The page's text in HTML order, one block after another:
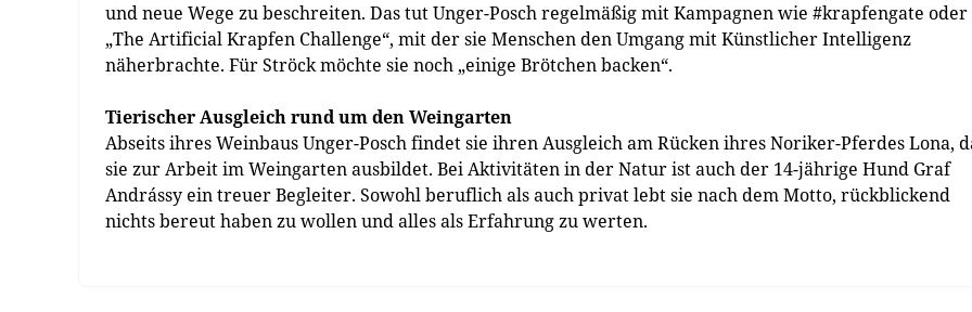
und neue Wege zu beschreiten. Das tut Unger-Posch regelmäßig mit Kampagnen wie #krapfengate oder
„The Artificial Krapfen Challenge“, mit der sie Menschen den Umgang mit Künstlicher Intelligenz
näherbrachte. Für Ströck möchte sie noch „einige Brötchen backen“.
Tierischer Ausgleich rund um den Weingarten
Abseits ihres Weinbaus Unger-Posch findet sie ihren Ausgleich am Rücken ihres Noriker-Pferdes Lona,
sie zur Arbeit im Weingarten ausbildet. Bei Aktivitäten in der Natur ist auch der 14-jährige Hund Graf
Andrássy ein treuer Begleiter. Sowohl beruflich als auch privat lebt sie nach dem Motto, rückblickend
nichts bereut haben zu wollen und alles als Erfahrung zu werten.